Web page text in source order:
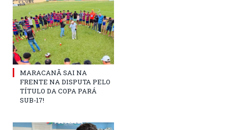
MARACANÃ SAI NA
FRENTE NA DISPUTA PELO
TÍTULO DA COPA PARÁ
SUB-17!